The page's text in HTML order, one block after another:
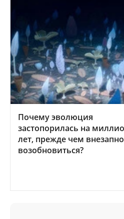
Почему эволюция
застопорилась на
лет, прежде чем внезапно
возобновиться?